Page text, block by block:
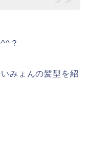
？
みょんの髪型を紹